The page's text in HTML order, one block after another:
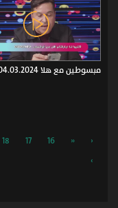
مبسوطين مع هلا 04.03.2024
‹
«
16
17
18
›